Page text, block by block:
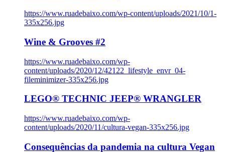
https://www.ruadebaixo.com/wp-content/uploads/2021/10/1-
335x256.jpg
Wine & Grooves #2
https://www.ruadebaixo.com/wp-
content/uploads/2020/12/42122_lifestyle_envr_04-
fileminimizer-335x256.jpg
LEGO® TECHNIC JEEP® WRANGLER
https://www.ruadebaixo.com/wp-
content/uploads/2020/11/cultura-vegan-335x256.jpg
Consequências da pandemia na cultura Vegan